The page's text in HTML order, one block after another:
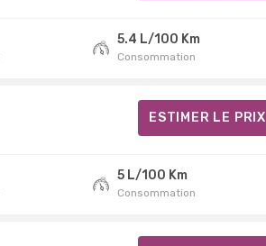
5.4 L/100 Km
Consommation
ESTIMER LE PRIX
5 L/100 Km
Consommation